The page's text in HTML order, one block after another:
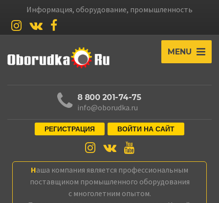
Информация, оборудование, промышленность
MENU
8 800 201-74-75
info@oborudka.ru
РЕГИСТРАЦИЯ ВОЙТИ НА САЙТ
Наша компания является профессиональным
поставщиком промышленного оборудования
с многолетним опытом.